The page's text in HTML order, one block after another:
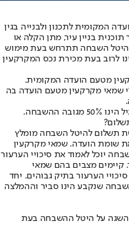
המקומית לתכנון ולבנייה בגין
בניין עיר, מתן הקלה או
השבחה תתרחש בעת מימוש
לרוב בעת מכירת נכס המקרקעין
מטעם הועדה המקומית.
שמאי מקרקעין מטעם הועדה בה
ההשבחה.
תשלום להיטל השבחה מומלץ
שומת הועדה. שמאי מקרקעין
יוכל לאמוד את סיכויי הערעור
קיימים מצבים בהם שמאי
הערעור בתיק גבוהים. יחד
שנקבע הינו סביר וההמלצה
השגה על היטל ההשבחה בעת